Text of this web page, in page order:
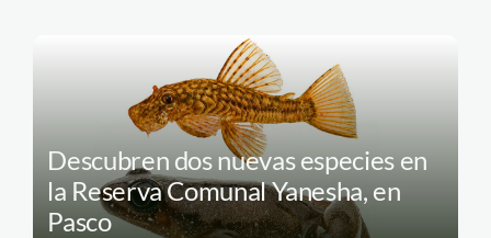
Descubren dos nuevas especies en
la Reserva Comunal Yanesha, en
Pasco